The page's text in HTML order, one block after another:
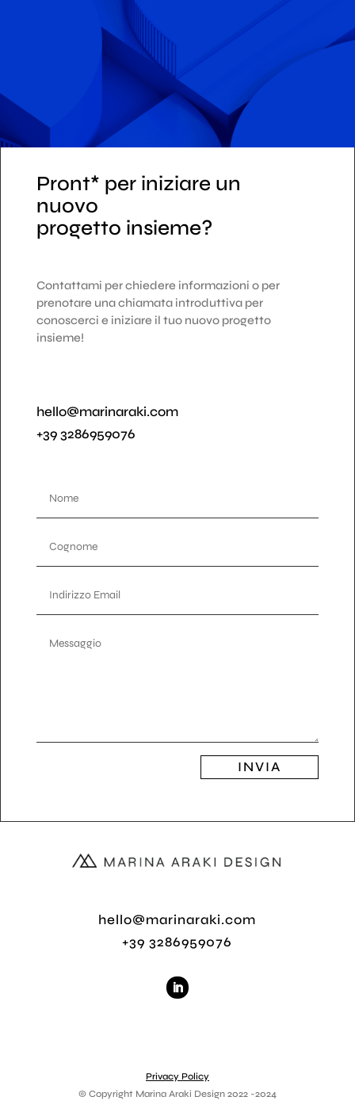
Pront* per iniziare un
nuovo
progetto insieme?
Contattami per chiedere informazioni o per
prenotare una chiamata introduttiva per
conoscerci e iniziare il tuo nuovo progetto
insieme!
hello@marinaraki.com
+39 3286959076
INVIA
hello@marinaraki.com
+39 3286959076
Privacy Policy
© Copyright Marina Araki Design 2022 -2024